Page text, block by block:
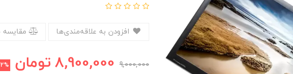
9,000,000
8,900,000 تومان 2%